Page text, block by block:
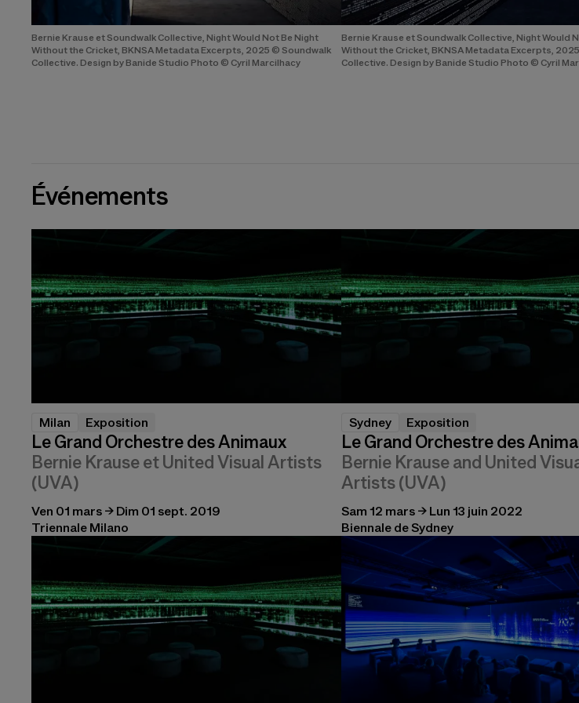
Bernie Krause et Soundwalk Collective, Night Would Not Be Night
Without the Cricket, BKNSA Metadata Excerpts, 2025 © Soundwalk
Collective. Design by Banide Studio Photo © Cyril Marcilhacy
Bernie Krause et Soundwalk Collective, Night Would
Without the Cricket, BKNSA Metadata Excerpts,
Collective. Design by Banide Studio Photo © Cyril
Événements
Milan Exposition
Le Grand Orchestre des Animaux
Bernie Krause et United Visual Artists
(UVA)
Ven 01 mars → Dim 01 sept. 2019
Triennale Milano
Sydney Exposition
Le Grand Orchestre des
Bernie Krause and United
Artists (UVA)
Sam 12 mars → Lun 13 juin 2022
Biennale de Sydney